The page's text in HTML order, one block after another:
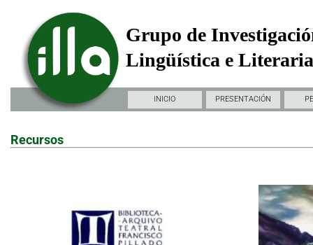
Grupo de
Lingüística e
INICIO PRESENTACIÓN
Recursos